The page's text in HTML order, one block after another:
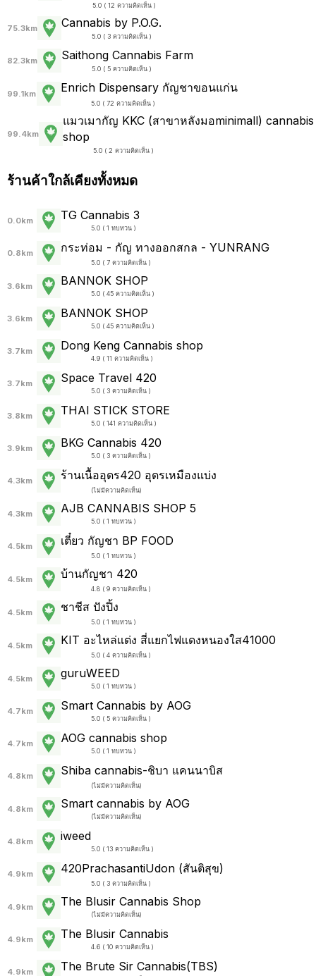
5.0 ( 12 ความคิดเห็น )
75.3km Cannabis by P.O.G.
5.0 ( 3 ความคิดเห็น )
82.3km Saithong Cannabis Farm
5.0 ( 5 ความคิดเห็น )
99.1km Enrich Dispensary กัญชาขอนแก่น
5.0 ( 72 ความคิดเห็น )
99.4km
แมวเมากัญ KKC (สาขาหลังมอminimall) cannabis
shop
5.0 ( 2 ความคิดเห็น )
ร้านค้าใกล้เคียงทั้งหมด
0.0km TG Cannabis 3
5.0 ( 1 ทบทวน )
0.8km กระท่อม - กัญ ทางออกสกล - YUNRANG
5.0 ( 7 ความคิดเห็น )
3.6km BANNOK SHOP
5.0 ( 45 ความคิดเห็น )
3.6km BANNOK SHOP
5.0 ( 45 ความคิดเห็น )
3.7km Dong Keng Cannabis shop
4.9 ( 11 ความคิดเห็น )
3.7km Space Travel 420
5.0 ( 3 ความคิดเห็น )
3.8km THAI STICK STORE
5.0 ( 141 ความคิดเห็น )
3.9km BKG Cannabis 420
5.0 ( 3 ความคิดเห็น )
4.3km ร้านเนื้ออุดร420 อุดรเหมืองแบ่ง
(ไม่มีความคิดเห็น)
4.3km AJB CANNABIS SHOP 5
5.0 ( 1 ทบทวน )
4.5km เตี๋ยว กัญชา BP FOOD
5.0 ( 1 ทบทวน )
4.5km บ้านกัญชา 420
4.8 ( 9 ความคิดเห็น )
4.5km ชาชีส ปังปิ้ง
5.0 ( 1 ทบทวน )
4.5km KIT อะไหล่แต่ง สี่แยกไฟแดงหนองใส41000
5.0 ( 4 ความคิดเห็น )
4.5km guruWEED
5.0 ( 1 ทบทวน )
4.7km Smart Cannabis by AOG
5.0 ( 5 ความคิดเห็น )
4.7km AOG cannabis shop
5.0 ( 1 ทบทวน )
4.8km Shiba cannabis-ชิบา แคนนาบิส
(ไม่มีความคิดเห็น)
4.8km Smart cannabis by AOG
(ไม่มีความคิดเห็น)
4.8km iweed
5.0 ( 13 ความคิดเห็น )
4.9km 420PrachasantiUdon (สันติสุข)
5.0 ( 3 ความคิดเห็น )
4.9km The Blusir Cannabis Shop
(ไม่มีความคิดเห็น)
4.9km The Blusir Cannabis
4.6 ( 10 ความคิดเห็น )
4.9km The Brute Sir Cannabis(TBS)